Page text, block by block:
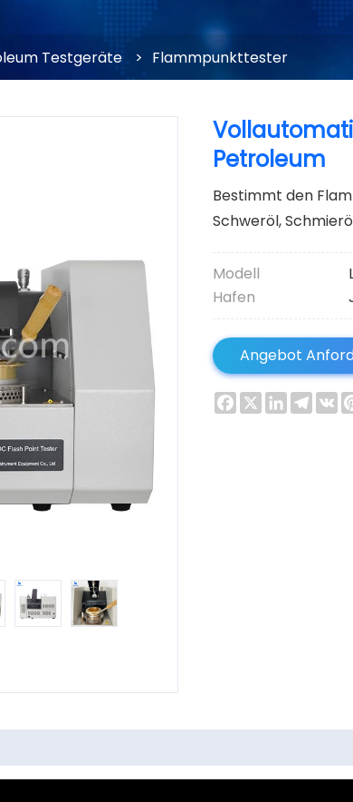
Testgeräte > Flammpunkttester
Petroleum
Bestimmt den
Schweröl,
Modell
Hafen
Angebot
Facebook
X LinkedIn